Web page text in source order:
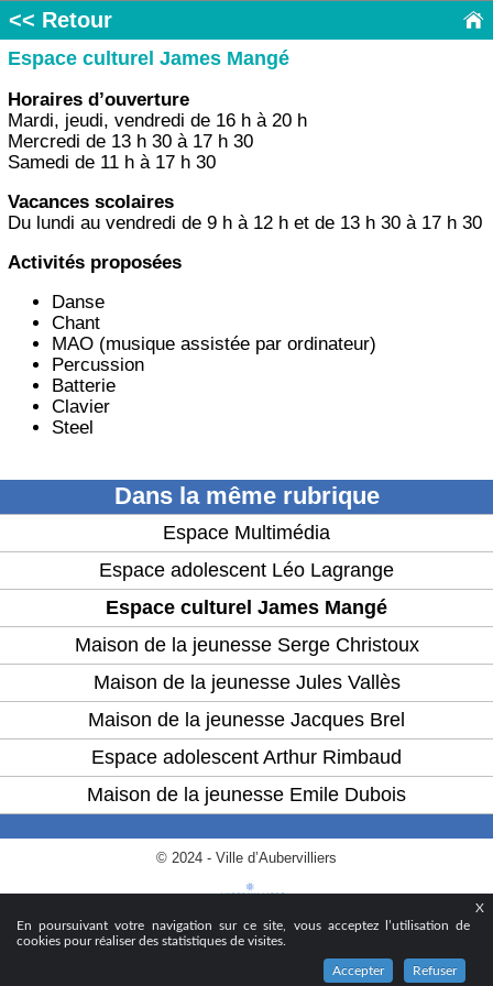
X
En poursuivant votre navigation sur ce site, vous acceptez l’utilisation de
cookies pour réaliser des statistiques de visites.
Accepter Refuser
<< Retour
Espace culturel James Mangé
Horaires d’ouverture
Mardi, jeudi, vendredi de 16 h à 20 h
Mercredi de 13 h 30 à 17 h 30
Samedi de 11 h à 17 h 30
Vacances scolaires
Du lundi au vendredi de 9 h à 12 h et de 13 h 30 à 17 h 30
Activités proposées
Danse
Chant
MAO (musique assistée par ordinateur)
Percussion
Batterie
Clavier
Steel
Dans la même rubrique
Espace Multimédia
Espace adolescent Léo Lagrange
Espace culturel James Mangé
Maison de la jeunesse Serge Christoux
Maison de la jeunesse Jules Vallès
Maison de la jeunesse Jacques Brel
Espace adolescent Arthur Rimbaud
Maison de la jeunesse Emile Dubois
© 2024 - Ville d’Aubervilliers